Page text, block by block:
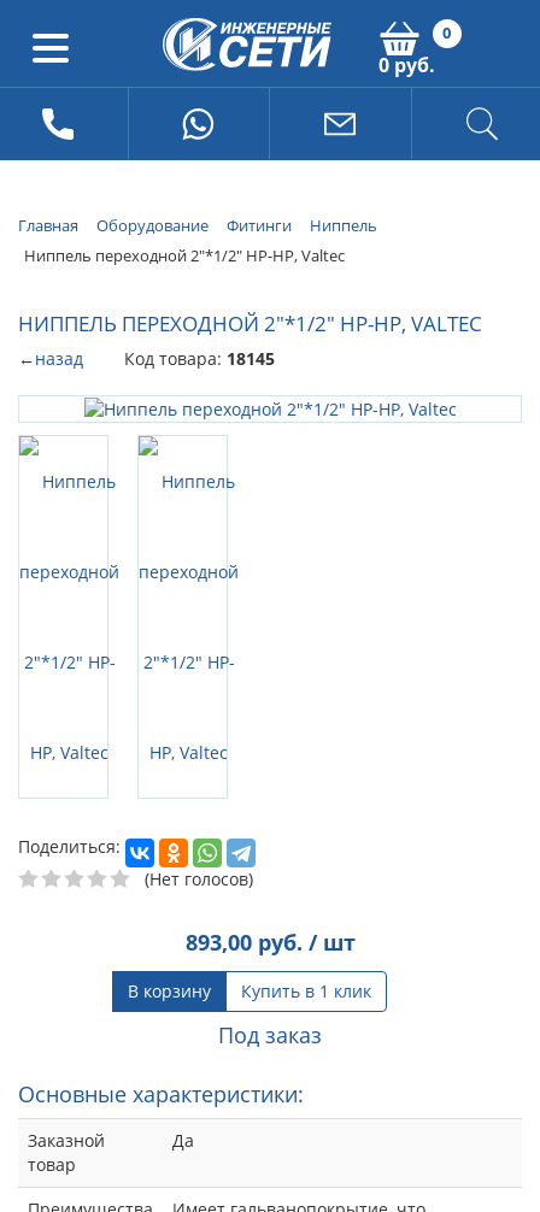
0
0 руб.
Главная Оборудование Фитинги
Ниппель
Ниппель переходной 2"*1/2" НР-НР, Valtec
НИППЕЛЬ ПЕРЕХОДНОЙ 2"*1/2" НР-НР, VALTEC
←назад Код товара: 18145
Поделиться:
(Нет голосов)
893,00руб. / шт
В корзину Купить в 1 клик
Под заказ
Основные характеристики:
Заказной
товар
Да